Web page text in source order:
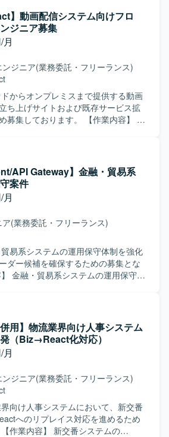
】動画配信システム向けフロ
ジニア募集
月
ジニア(業務委託・フリーランス)
ドからオンプレミスまで提供する動画
ち上げサイトおよび既存サービス拡
おります。 【作業内容】 動
Node.js/Reactを用いたSPAおよび
を行います。 詳細設計、製造、単体
によっては保守・運用までをご対応
やプロジェクト状況に応じて、基本
の顧客ミーティング同席なども想定
して取り組める方を求めておりま
ンを大切にし、課題に対して柔軟に
たします。 プロジェクトの一員とし
ち、業務を推進していただける方を
しい技術の習得や活用に前向きに取
技術を実践的に習得・強化してい
ち上げから既存サービス拡大まで幅広
とで、設計から運用まで一連の経験
。 技術担当として顧客と直接コミュ
会もあり、技術力とビジネス理解の
Proが
を行います。 JavaScript、React、
Expressを中心に、一部AWSを利用
テクチャなどを用いて開発を進めて
API Gateway】金融・貿易系
案件
月
(業務委託・フリーランス)
貿易系システムの運用保守体制を強化
ダー候補を確保するための募集とな
ただきます。また、既知インシデン
して、関係者への連絡やディスパッ
バリ対応、課題表への登録などを行
えて、問題調査や課題対応、基盤の
用保守チームで新規システムを運用
レビューや開発チームとのやり取り
だきます。さらに、追加開発時にお
の管理や対外チームとのコミュニケ
合があります。 【求める人物
保守に主体的に取り組み、インシデ
責任感を持って対応していただける
用】物流業界向け人事システム
（Biz→React化対応）
月
ジニア(業務委託・フリーランス)
界向け人事システムにおいて、新交番
へのリプレイス対応を進めるため